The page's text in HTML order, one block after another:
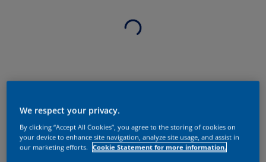
We respect your privacy.
By clicking “Accept All Cookies”, you agree to the storing of cookies on
your device to enhance site navigation, analyze site usage, and assist in
our marketing efforts.
Cookie Statement for more information.